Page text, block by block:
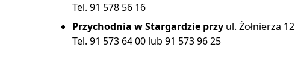
Tel. 91 578 56 16
Przychodnia w Stargardzie przy ul. Żołnierza 12
Tel. 91 573 64 00 lub 91 573 96 25